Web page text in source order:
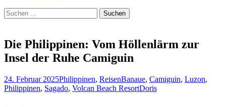
Suchen
nach:
Die Philippinen: Vom Höllenlärm zur
Insel der Ruhe Camiguin
24. Februar 2025Philippinen, ReisenBanaue, Camiguin, Luzon,
Philippinen, Sagado, Volcan Beach ResortDoris